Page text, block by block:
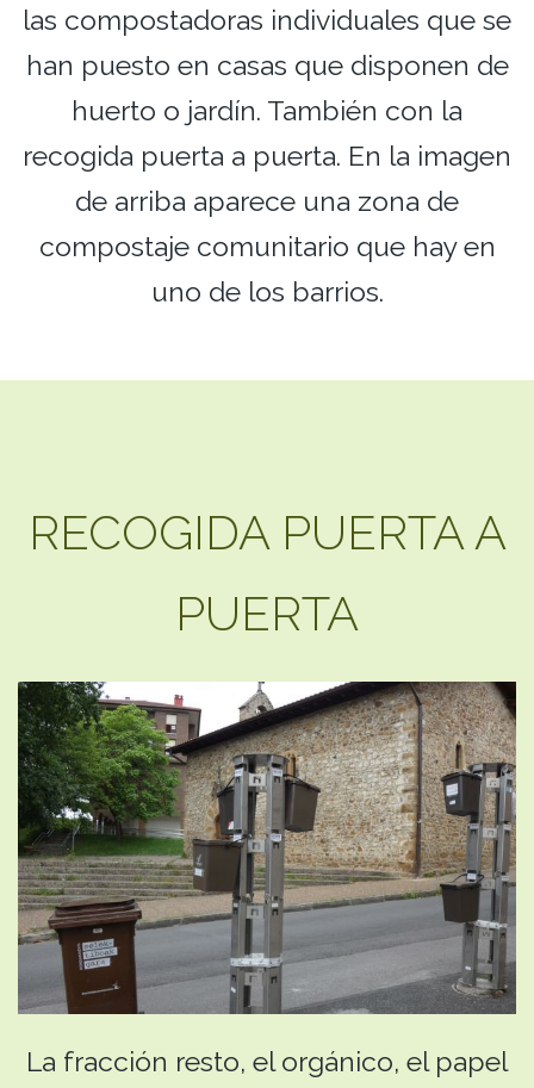
las compostadoras individuales que se
han puesto en casas que disponen de
huerto o jardín. También con la
recogida puerta a puerta. En la imagen
de arriba aparece una zona de
compostaje comunitario que hay en
uno de los barrios.
RECOGIDA PUERTA A
PUERTA
La fracción resto, el orgánico, el papel